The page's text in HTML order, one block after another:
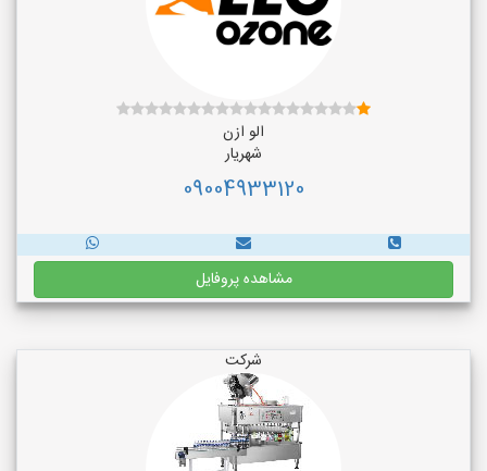
الو ازن
شهریار
09004933120
مشاهده پروفایل
شرکت